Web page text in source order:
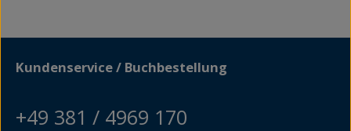
Kundenservice / Buchbestellung
+49 381 / 4969 170